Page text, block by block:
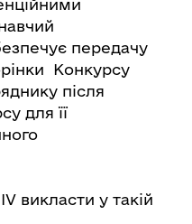
передачу
Конкурсу
після
для її
викласти у такій